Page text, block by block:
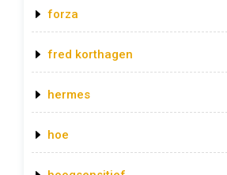
forza
fred korthagen
hermes
hoe